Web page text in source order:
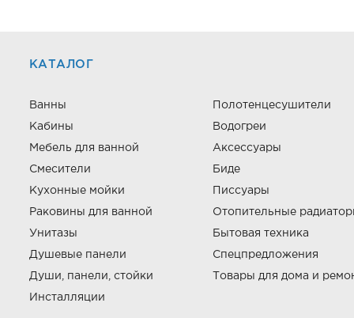
КАТАЛОГ
Ванны
Кабины
Мебель для ванной
Смесители
Кухонные мойки
Раковины для ванной
Унитазы
Душевые панели
Души, панели, стойки
Инсталляции
Полотенцесушители
Водогреи
Аксессуары
Биде
Писсуары
Отопительные
Бытовая техника
Спецпредложения
Товары для дома и